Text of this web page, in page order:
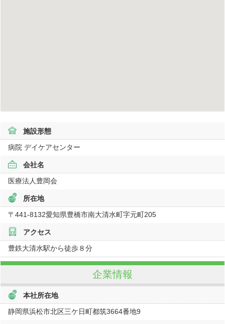
施設形態
病院 デイケアセンター
会社名
医療法人豊岡会
所在地
〒441-8132愛知県豊橋市南大清水町字元町205
アクセス
豊鉄大清水駅から徒歩８分
企業情報
本社所在地
静岡県浜松市北区三ケ日町都筑3664番地9